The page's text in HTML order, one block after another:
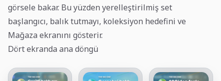
görsele bakar. Bu yüzden yerelleştirilmiş set
başlangıcı, balık tutmayı, koleksiyon hedefini ve
Mağaza ekranını gösterir.
Dört ekranda ana döngü